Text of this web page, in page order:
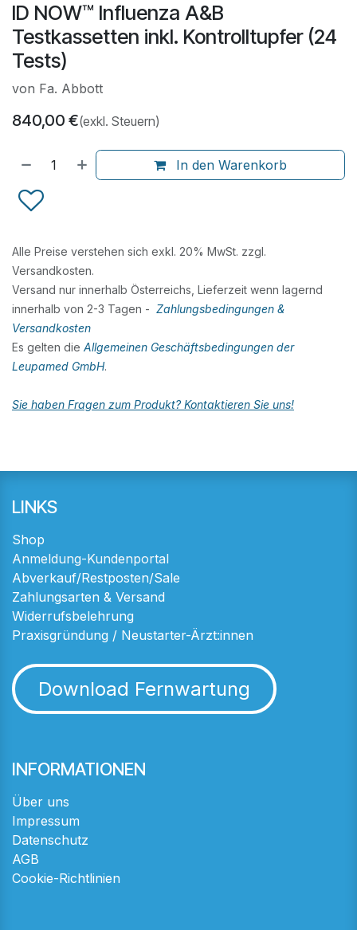
ID NOW™ Influenza A&B
Testkassetten inkl. Kontrolltupfer (24
Tests)
von Fa. Abbott
840,00 €(exkl. Steuern)
In den Warenkorb
Alle Preise verstehen sich exkl. 20% MwSt. zzgl.
Versandkosten.
Versand nur innerhalb Österreichs, Lieferzeit wenn lagernd
innerhalb von 2-3 Tagen - Zahlungsbedingungen &
Versandkosten
Es gelten die Allgemeinen Geschäftsbedingungen der
Leupamed GmbH.
Sie haben Fragen zum Produkt? Kontaktieren Sie uns!
LINKS
Shop
Anmeldung-Kundenportal
Abverkauf/Restposten/Sale
Zahlungsarten & Versand
Widerrufsbelehrung
Praxisgründung / Neustarter-Ärzt:innen
Download Fernwartung
INFORMATIONEN
Über uns
Impressum
Datenschutz
AGB
Cookie-Richtlinien